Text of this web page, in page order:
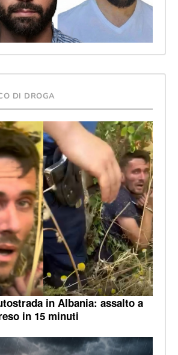
DI DROGA
in Albania: assalto a
in 15 minuti